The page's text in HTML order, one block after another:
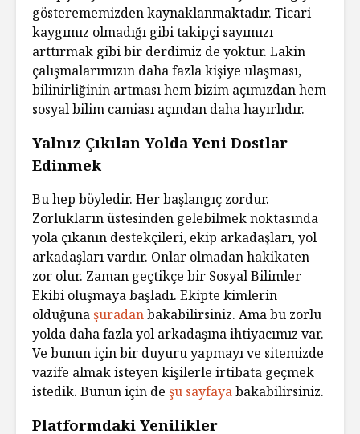
gösterememizden kaynaklanmaktadır. Ticari
kaygımız olmadığı gibi takipçi sayımızı
arttırmak gibi bir derdimiz de yoktur. Lakin
çalışmalarımızın daha fazla kişiye ulaşması,
bilinirliğinin artması hem bizim açımızdan hem
sosyal bilim camiası açından daha hayırlıdır.
Yalnız Çıkılan Yolda Yeni Dostlar
Edinmek
Bu hep böyledir. Her başlangıç zordur.
Zorlukların üstesinden gelebilmek noktasında
yola çıkanın destekçileri, ekip arkadaşları, yol
arkadaşları vardır. Onlar olmadan hakikaten
zor olur. Zaman geçtikçe bir Sosyal Bilimler
Ekibi oluşmaya başladı. Ekipte kimlerin
olduğunaşuradanbakabilirsiniz. Ama bu zorlu
yolda daha fazla yol arkadaşına ihtiyacımız var.
Ve bunun için bir duyuru yapmayı ve sitemizde
vazife almak isteyen kişilerle irtibata geçmek
istedik. Bunun için de şu sayfayabakabilirsiniz.
Platformdaki Yenilikler